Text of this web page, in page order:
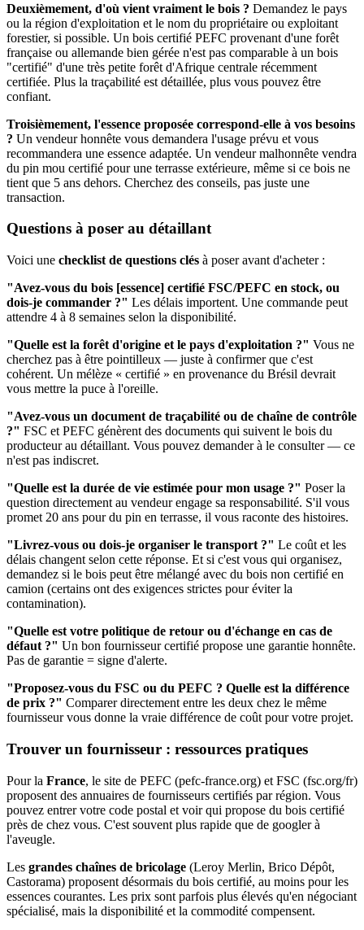
Deuxièmement, d'où vient vraiment le bois ? Demandez le pays
ou la région d'exploitation et le nom du propriétaire ou exploitant
forestier, si possible. Un bois certifié PEFC provenant d'une forêt
française ou allemande bien gérée n'est pas comparable à un bois
"certifié" d'une très petite forêt d'Afrique centrale récemment
certifiée. Plus la traçabilité est détaillée, plus vous pouvez être
confiant.
Troisièmement, l'essence proposée correspond-elle à vos besoins
? Un vendeur honnête vous demandera l'usage prévu et vous
recommandera une essence adaptée. Un vendeur malhonnête vendra
du pin mou certifié pour une terrasse extérieure, même si ce bois ne
tient que 5 ans dehors. Cherchez des conseils, pas juste une
transaction.
Questions à poser au détaillant
Voici une checklist de questions clés à poser avant d'acheter :
"Avez-vous du bois [essence] certifié FSC/PEFC en stock, ou
dois-je commander ?" Les délais importent. Une commande peut
attendre 4 à 8 semaines selon la disponibilité.
"Quelle est la forêt d'origine et le pays d'exploitation ?" Vous ne
cherchez pas à être pointilleux — juste à confirmer que c'est
cohérent. Un mélèze « certifié » en provenance du Brésil devrait
vous mettre la puce à l'oreille.
"Avez-vous un document de traçabilité ou de chaîne de contrôle
?" FSC et PEFC génèrent des documents qui suivent le bois du
producteur au détaillant. Vous pouvez demander à le consulter — ce
n'est pas indiscret.
"Quelle est la durée de vie estimée pour mon usage ?" Poser la
question directement au vendeur engage sa responsabilité. S'il vous
promet 20 ans pour du pin en terrasse, il vous raconte des histoires.
"Livrez-vous ou dois-je organiser le transport ?" Le coût et les
délais changent selon cette réponse. Et si c'est vous qui organisez,
demandez si le bois peut être mélangé avec du bois non certifié en
camion (certains ont des exigences strictes pour éviter la
contamination).
"Quelle est votre politique de retour ou d'échange en cas de
défaut ?" Un bon fournisseur certifié propose une garantie honnête.
Pas de garantie = signe d'alerte.
"Proposez-vous du FSC ou du PEFC ? Quelle est la différence
de prix ?" Comparer directement entre les deux chez le même
fournisseur vous donne la vraie différence de coût pour votre projet.
Trouver un fournisseur : ressources pratiques
Pour la France, le site de PEFC (pefc-france.org) et FSC (fsc.org/fr)
proposent des annuaires de fournisseurs certifiés par région. Vous
pouvez entrer votre code postal et voir qui propose du bois certifié
près de chez vous. C'est souvent plus rapide que de googler à
l'aveugle.
Les grandes chaînes de bricolage (Leroy Merlin, Brico Dépôt,
Castorama) proposent désormais du bois certifié, au moins pour les
essences courantes. Les prix sont parfois plus élevés qu'en négociant
spécialisé, mais la disponibilité et la commodité compensent.